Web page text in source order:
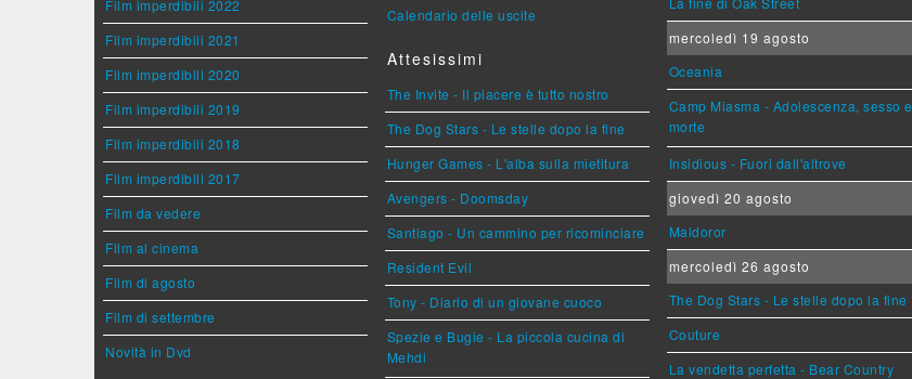
Film imperdibili 2022
Film imperdibili 2021
Film imperdibili 2020
Film imperdibili 2019
Film imperdibili 2018
Film imperdibili 2017
Film da vedere
Film al cinema
Film di agosto
Film di settembre
Novità in Dvd
Calendario delle uscite
Attesissimi
The Invite - Il piacere è tutto nostro
The Dog Stars - Le stelle dopo la fine
Hunger Games - L'alba sulla mietitura
Avengers - Doomsday
Santiago - Un cammino per ricominciare
Resident Evil
Tony - Diario di un giovane cuoco
Spezie e Bugie - La piccola cucina di
Mehdi
mercoledì 19 agosto
Oceania
Camp Miasma - Adolescenza, sesso e
morte
Insidious - Fuori dall'altrove
giovedì 20 agosto
Maldoror
mercoledì 26 agosto
The Dog Stars - Le stelle dopo la fine
Couture
La vendetta perfetta - Bear Country